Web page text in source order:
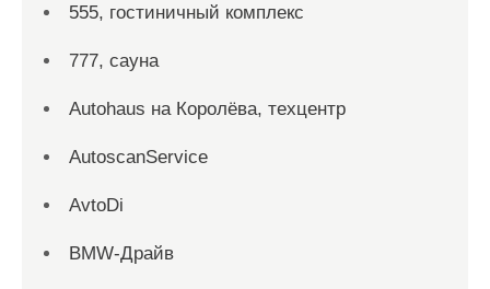
555, гостиничный комплекс
777, сауна
Autohaus на Королёва, техцентр
AutoscanService
AvtoDi
BMW-Драйв